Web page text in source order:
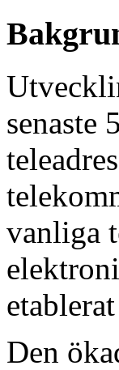
senaste
vanliga
Den